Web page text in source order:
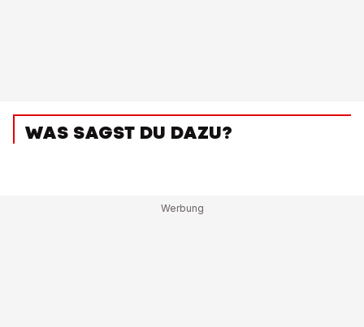
WAS SAGST DU DAZU?